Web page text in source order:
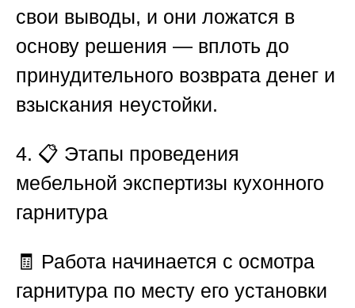
свои выводы, и они ложатся в
основу решения — вплоть до
принудительного возврата денег и
взыскания неустойки.
4. 📋 Этапы проведения
мебельной экспертизы кухонного
гарнитура
🧾 Работа начинается с осмотра
гарнитура по месту его установки